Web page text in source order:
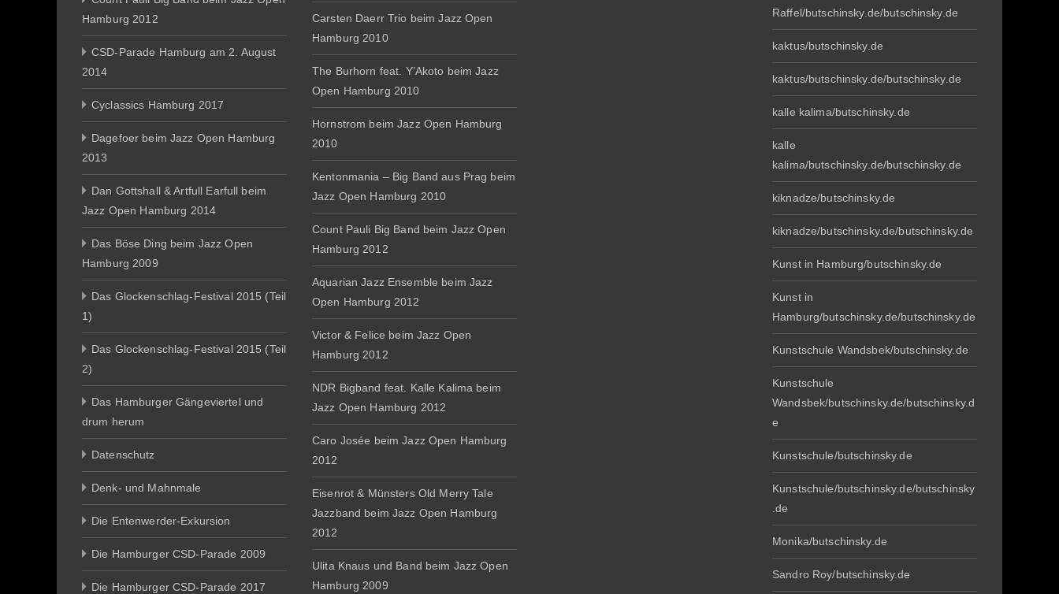
Hamburg 2012
CSD-Parade Hamburg am 2. August
2014
Cyclassics Hamburg 2017
Dagefoer beim Jazz Open Hamburg
2013
Dan Gottshall & Artfull Earfull beim
Jazz Open Hamburg 2014
Das Böse Ding beim Jazz Open
Hamburg 2009
Das Glockenschlag-Festival 2015 (Teil
1)
Das Glockenschlag-Festival 2015 (Teil
2)
Das Hamburger Gängeviertel und
drum herum
Datenschutz
Denk- und Mahnmale
Die Entenwerder-Exkursion
Die Hamburger CSD-Parade 2009
Die Hamburger CSD-Parade 2017
Carsten Daerr Trio beim Jazz Open
Hamburg 2010
The Burhorn feat. Y’Akoto beim Jazz
Open Hamburg 2010
Hornstrom beim Jazz Open Hamburg
2010
Kentonmania – Big Band aus Prag beim
Jazz Open Hamburg 2010
Count Pauli Big Band beim Jazz Open
Hamburg 2012
Aquarian Jazz Ensemble beim Jazz
Open Hamburg 2012
Victor & Felice beim Jazz Open
Hamburg 2012
NDR Bigband feat. Kalle Kalima beim
Jazz Open Hamburg 2012
Caro Josée beim Jazz Open Hamburg
2012
Eisenrot & Münsters Old Merry Tale
Jazzband beim Jazz Open Hamburg
2012
Ulita Knaus und Band beim Jazz Open
Hamburg 2009
Raffel/butschinsky.de/butschinsky.de
kaktus/butschinsky.de
kaktus/butschinsky.de/butschinsky.de
kalle kalima/butschinsky.de
kalle
kalima/butschinsky.de/butschinsky.de
kiknadze/butschinsky.de
kiknadze/butschinsky.de/butschinsky.de
Kunst in Hamburg/butschinsky.de
Kunst in
Hamburg/butschinsky.de/butschinsky.de
Kunstschule Wandsbek/butschinsky.de
Kunstschule
Wandsbek/butschinsky.de/butschinsky.d
e
Kunstschule/butschinsky.de
Kunstschule/butschinsky.de/butschinsky
.de
Monika/butschinsky.de
Sandro Roy/butschinsky.de